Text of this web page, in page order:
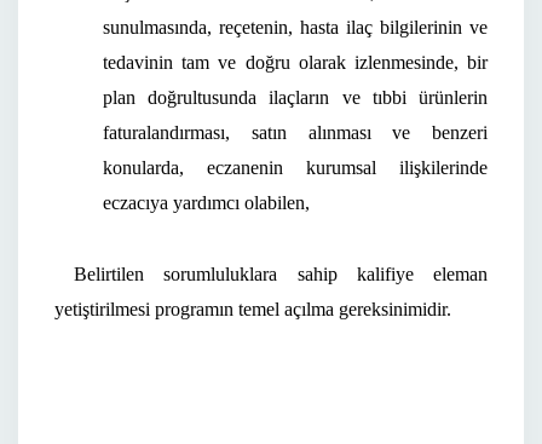
sunulmasında, reçetenin, hasta ilaç bilgilerinin ve
tedavinin tam ve doğru olarak izlenmesinde, bir
plan doğrultusunda ilaçların ve tıbbi ürünlerin
faturalandırması, satın alınması ve benzeri
konularda, eczanenin kurumsal ilişkilerinde
eczacıya yardımcı olabilen,
Belirtilen sorumluluklara sahip kalifiye eleman
yetiştirilmesi programın temel açılma gereksinimidir.